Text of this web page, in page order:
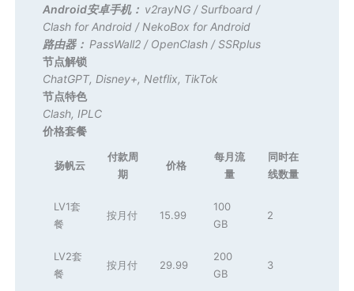
Android安卓手机： v2rayNG /Surfboard /
Clash for Android / NekoBox for Android
路由器： PassWall2 / OpenClash /SSRplus
节点解锁
ChatGPT, Disney+, Netflix, TikTok
节点特色
Clash, IPLC
价格套餐
扬帆云
付款周
期
价格
每月流
量
同时在
线数量
LV1套
餐
按月付 15.99
100
GB
2
LV2套
餐
按月付 29.99
200
GB
3